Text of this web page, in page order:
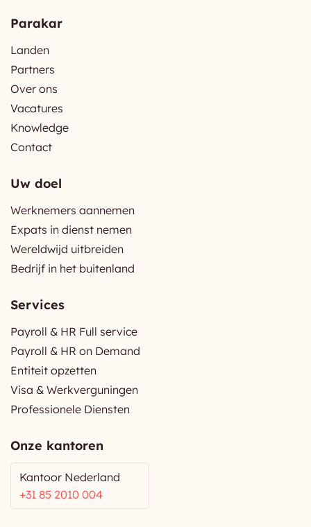
Parakar
Landen
Partners
Over ons
Vacatures
Knowledge
Contact
Uw doel
Werknemers aannemen
Expats in dienst nemen
Wereldwijd uitbreiden
Bedrijf in het buitenland
Services
Payroll & HR Full service
Payroll & HR on Demand
Entiteit opzetten
Visa & Werkverguningen
Professionele Diensten
Onze kantoren
Kantoor Nederland
+31 85 2010 004